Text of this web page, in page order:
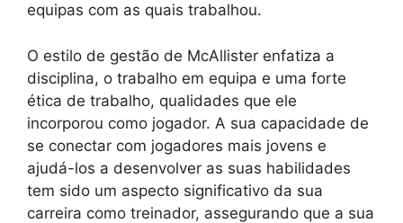
equipas com as quais trabalhou.
O estilo de gestão de McAllister enfatiza a
disciplina, o trabalho em equipa e uma forte
ética de trabalho, qualidades que ele
incorporou como jogador. A sua capacidade de
se conectar com jogadores mais jovens e
ajudá-los a desenvolver as suas habilidades
tem sido um aspecto significativo da sua
carreira como treinador, assegurando que a sua